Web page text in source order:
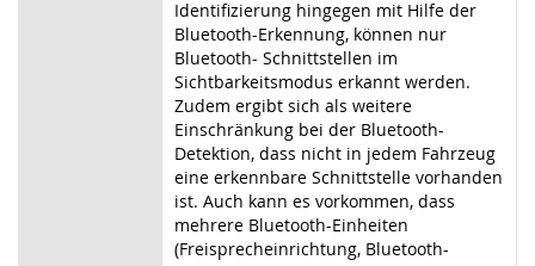
Identifizierung hingegen mit Hilfe der
Bluetooth-Erkennung, können nur
Bluetooth- Schnittstellen im
Sichtbarkeitsmodus erkannt werden.
Zudem ergibt sich als weitere
Einschränkung bei der Bluetooth-
Detektion, dass nicht in jedem Fahrzeug
eine erkennbare Schnittstelle vorhanden
ist. Auch kann es vorkommen, dass
mehrere Bluetooth-Einheiten
(Freisprecheinrichtung, Bluetooth-